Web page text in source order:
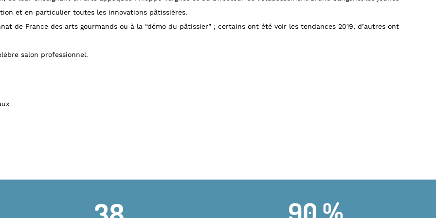
et en particulier toutes les innovations pâtissières.
de France des arts gourmands ou à la “démo du pâtissier” ; certains ont été voir les tendances 2019, d’autres ont
salon professionnel.